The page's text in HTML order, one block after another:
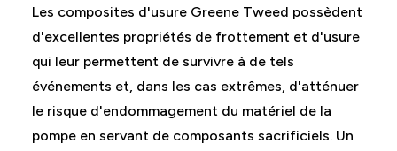
Les composites d'usure Greene Tweed possèdent
d'excellentes propriétés de frottement et d'usure
qui leur permettent de survivre à de tels
événements et, dans les cas extrêmes, d'atténuer
le risque d'endommagement du matériel de la
pompe en servant de composants sacrificiels. Un